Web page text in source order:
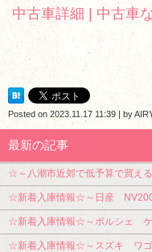
中古車詳細 | 中古車
Posted on 2023.11.17 11:39 | by
最新の記事
☆～八潮市近郊で低予算で買え
☆新着入庫情報☆～日産
☆新着入庫情報☆～ポルシェ ケ
☆新着入庫情報☆～スズキ ワ